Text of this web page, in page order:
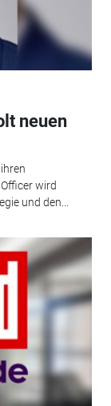
neuen
wird
und den...